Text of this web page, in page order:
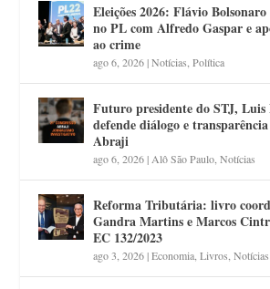
Eleições 2026: Flávio
no PL com Alfredo Gaspar e
ao crime
ago 6, 2026|Notícias ,Política
Futuro presidente do STJ, Luis
defende diálogo e
Abraji
ago 6, 2026| Alô São Paulo ,Notícias
Reforma Tributária: livro
Gandra Martins e Marcos
EC 132/2023
ago 3, 2026|Economia ,Livros ,Notícias